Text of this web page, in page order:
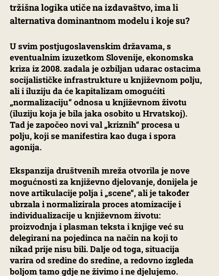
tržišna logika utiče na izdavaštvo, ima li
alternativa dominantnom modelu i koje su?
U svim postjugoslavenskim državama, s
eventualnim izuzetkom Slovenije, ekonomska
kriza iz 2008. zadala je ozbiljan udarac ostacima
socijalističke infrastrukture u književnom polju,
ali i iluziju da će kapitalizam omogućiti
„normalizaciju“ odnosa u književnom životu
(iluziju koja je bila jaka osobito u Hrvatskoj).
Tad je započeo novi val „kriznih“ procesa u
polju, koji se manifestira kao duga i spora
agonija.
Ekspanzija društvenih mreža otvorila je nove
mogućnosti za književno djelovanje, donijela je
nove artikulacije polja i „scene“, ali je također
ubrzala i normalizirala proces atomizacije i
individualizacije u književnom životu:
proizvodnja i plasman teksta i knjige već su
delegirani na pojedinca na način na koji to
nikad prije nisu bili. Dalje od toga, situacija
varira od sredine do sredine, a redovno izgleda
boljom tamo gdje ne živimo i ne djelujemo.